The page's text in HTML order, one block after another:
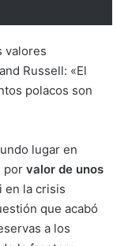
valores
Russell: «El
polacos son
lugar en
por valor de unos
en la crisis
que acabó
a los